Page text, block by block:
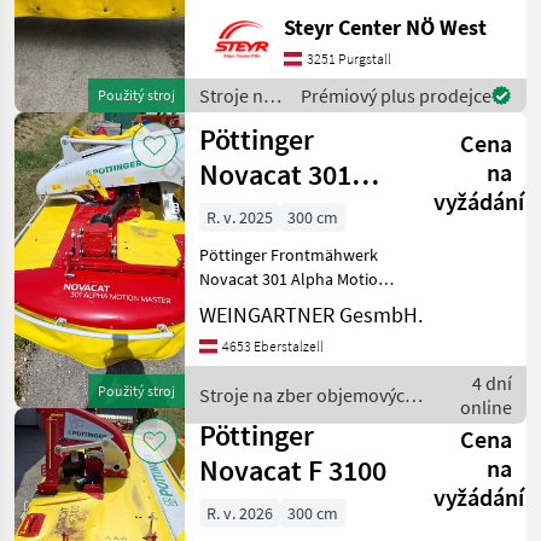
Použitý stroj
hydr. Seitenschutzklappung
Anbau für Metrac 540 U/min
rechtsdrehend Stroje na zb
Steyr Center NÖ West
3251 Purgstall
Stroje na
zber
objemových
krmív /
Pöttinger
Prémiový plus prodejce
Použitý stroj
Pöttinger
Novacat 301
Alpha Motion
Master
Cena
na
vyžádání
R. v. 2025
300 cm
Pöttinger Frontmähwerk
Novacat 301 Alpha Motion
Master Gelenkwelle
Drehrichtung aller
Mähscheiben zur Mitte
Verschleiskufen Prompt
Verf
WEINGARTNER GesmbH.
4653 Eberstalzell
Stroje na zber objemových
krmív / Pöttinger
4 dní
online
Pöttinger
Novacat F 3100
Cena
na
vyžádání
R. v. 2026
300 cm